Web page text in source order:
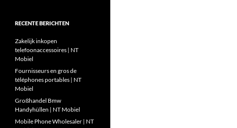
RECENTE BERICHTEN
Zakelijk inkopen
telefoonaccessoires | NT
Mobiel
Fournisseurs en gros de
téléphones portables | NT
Mobiel
Großhandel Bmw
Handyhüllen | NT Mobiel
Mobile Phone Wholesaler | NT